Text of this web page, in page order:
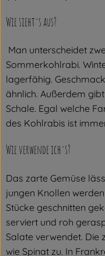
Wie sieht´s aus?
Man unterscheidet
Sommerkohlrabi.
lagerfähig.
ähnlich. Außerdem
Schale. Egal welche
des Kohlrabis ist
Wie verwende ich´s?
Das zarte Gemüse
jungen Knollen
Stücke geschnitten
serviert und roh
Salate verwendet. Die
wie Spinat zu. In